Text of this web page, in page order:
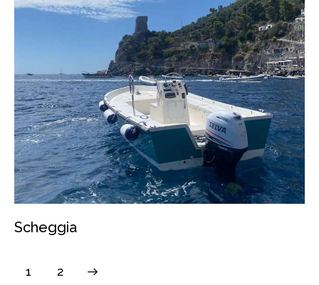
Scheggia
1 2